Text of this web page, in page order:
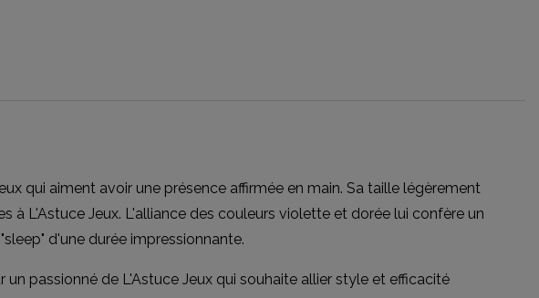
qui aiment avoir une présence affirmée en main. Sa taille légèrement
à L'Astuce Jeux. L'alliance des couleurs violette et dorée lui confère un
d'une durée impressionnante.
passionné de L'Astuce Jeux qui souhaite allier style et efficacité